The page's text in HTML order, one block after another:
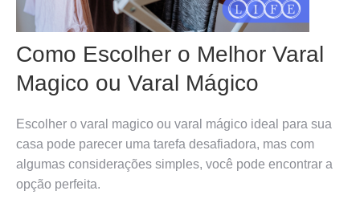
Como Escolher o Melhor Varal
Magico ou Varal Mágico
Escolher o varal magico ou varal mágico ideal para sua
casa pode parecer uma tarefa desafiadora, mas com
algumas considerações simples, você pode encontrar a
opção perfeita.